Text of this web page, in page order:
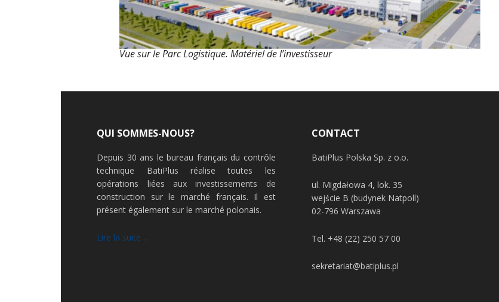
Vue sur le Parc Logistique. Matériel de l’investisseur
QUI SOMMES-NOUS?
Depuis 30 ans le bureau français du contrôle
technique BatiPlus réalise toutes les
opérations liées aux investissements de
construction sur le marché français. Il est
présent également sur le marché polonais.
Lire la suite ...
CONTACT
BatiPlus Polska Sp. z o.o.
ul. Migdałowa 4, lok. 35
wejście B (budynek Natpoll)
02-796 Warszawa
Tel. +48 (22) 250 57 00
sekretariat@batiplus.pl